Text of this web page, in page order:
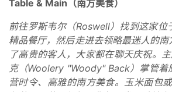
Table & Main（南方美食）
前往罗斯韦尔（Roswell）找到这家位
精品餐厅，然后走进去领略最迷人的
了高贵的客人，大家都在聊天庆祝。
克（Woolery "Woody" Back）掌管着
营时令、高雅的南方美食。玉米面包